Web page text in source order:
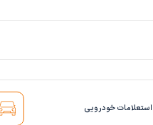
استعلامات خودرویی